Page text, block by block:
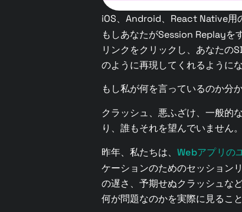
iOS、Android、React Native用
もしあなたがSession Replayを
リンクをクリックし、あなたの
のように再現してくれるようにな
もし私が何を言っているのか分
クラッシュ、悪ふざけ、一般的な
り、誰もそれを望んでいません
昨年、私たちは、 Webアプリの
ケーションのためのセッション
の遅さ、予期せぬクラッシュな
何が問題なのかを実際に見るこ